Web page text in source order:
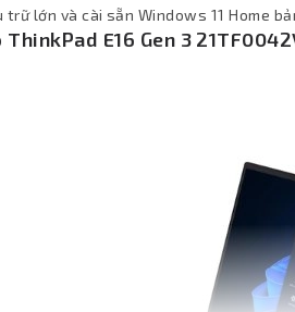
trữ lớn và cài sẵn Windows 11 Home
ThinkPad E16 Gen 3